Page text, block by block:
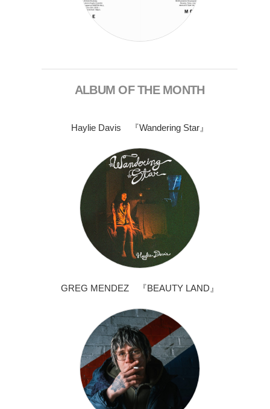
ALBUM OF THE MONTH
Haylie Davis 『Wandering Star』
GREG MENDEZ 『BEAUTY LAND』